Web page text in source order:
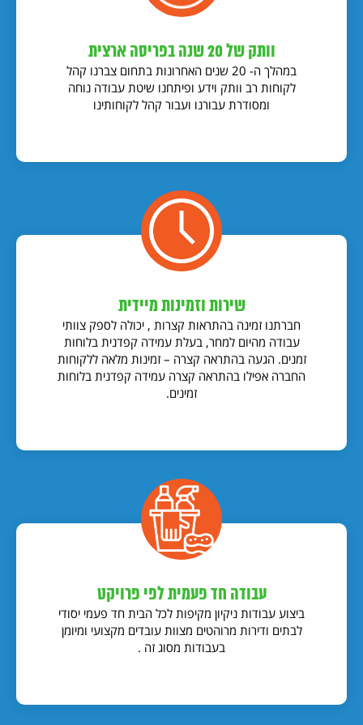
וותק של 20 שנה בפריסה ארצית
במהלך ה- 20 שנים האחרונות בתחום צברנו קהל
לקוחות רב וותק וידע ופיתחנו שיטת עבודה נוחה
ומסודרת עבורנו ועבור קהל לקוחותינו
שירות וזמינות מיידית
חברתנו זמינה בהתראות קצרות , יכולה לספק צוותי
עבודה מהיום למחר, בעלת עמידה קפדנית בלוחות
זמנים. הגעה בהתראה קצרה – זמינות מלאה ללקוחות
החברה אפילו בהתראה קצרה עמידה קפדנית בלוחות
זמינים.
עבודה חד פעמית לפי פרויקט
ביצוע עבודות ניקיון מקיפות לכל הבית חד פעמי יסודי
לבתים ודירות מרוהטים מצוות עובדים מקצועי ומיומן
בעבודות מסוג זה .